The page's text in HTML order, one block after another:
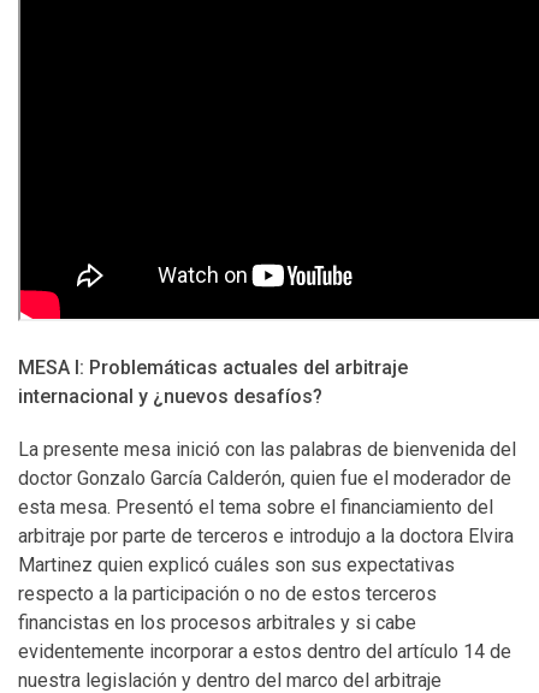
MESA I: Problemáticas actuales del arbitraje
internacional y ¿nuevos desafíos?
La presente mesa inició con las palabras de bienvenida del
doctor Gonzalo García Calderón, quien fue el moderador de
esta mesa. Presentó el tema sobre el financiamiento del
arbitraje por parte de terceros e introdujo a la doctora Elvira
Martinez quien explicó cuáles son sus expectativas
respecto a la participación o no de estos terceros
financistas en los procesos arbitrales y si cabe
evidentemente incorporar a estos dentro del artículo 14 de
nuestra legislación y dentro del marco del arbitraje